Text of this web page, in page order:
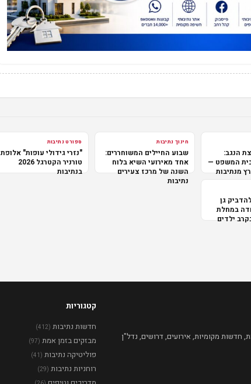
הנגב:
המשפט —
מנתיבות
חינוך נתיבות
שבוע החיילים המשוחררים:
אחד מאירועי השיא בלוח
השנה של מרכז צעירים
נתיבות
ספורט נתיבות
"נזרי גידולי עופות" אלופת
טורניר הקטרגל 2026
בנתיבות
גן
במחלת
ילדים
חדשות מקומיות, אירועים, דרושים, נדל"ן
קטגוריות
חדשות נתיבות (412)
מבזקים בזמן אמת (97)
פוליטיקה נתיבות (41)
רוחניות נתיבות (29)